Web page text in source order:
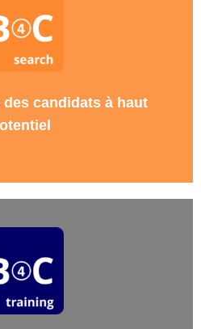
candidats à haut
de Talents
Learning